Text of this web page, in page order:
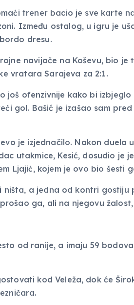
trener bacio je sve karte
Između ostalog, u igru ​​je
dresu.
navijače na Koševu, bio je
vratara Sarajeva za 2:1.
još ofenzivnije kako bi
gol. Bašić je izašao sam
je izjednačilo. Nakon duela
utakmice, Kesić, dosudio je
Ljajić, kojem je ovo bio šesti
ništa, a jedna od kontri gostiju
ga, ali na njegovu
od ranije, a imaju 59
kod Veleža, dok će